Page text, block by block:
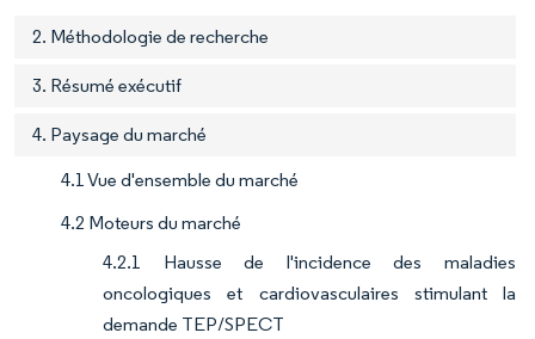
2. Méthodologie de recherche
3. Résumé exécutif
4. Paysage du marché
4.1 Vue d'ensemble du marché
4.2 Moteurs du marché
4.2.1 Hausse de l'incidence des maladies
oncologiques et cardiovasculaires stimulant la
demande TEP/SPECT